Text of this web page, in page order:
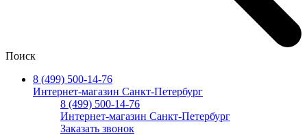
Поиск
8 (499) 500-14-76
Интернет-магазин Санкт-Петербург
8 (499) 500-14-76
Интернет-магазин Санкт-Петербург
Заказать звонок